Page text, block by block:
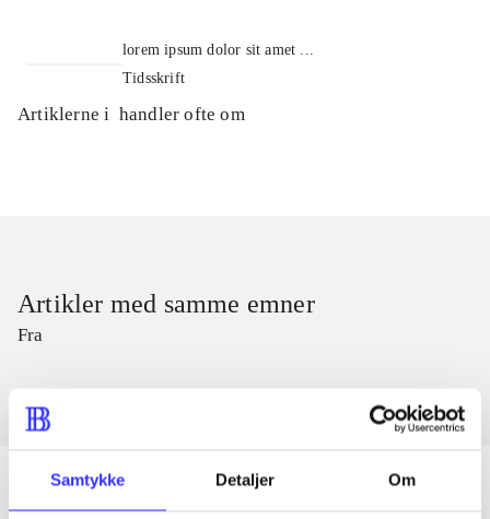
Samtykke Detaljer Om
lorem ipsum dolor sit amet ...
Tidsskrift
Artiklerne i handler ofte om
Artikler med samme emner
Fra